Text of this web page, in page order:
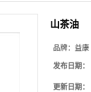
山茶油
品牌： 益康
发布日期：
更新日期：